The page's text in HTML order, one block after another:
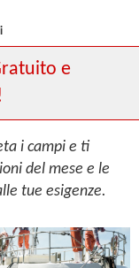
e
i campi e ti
del mese e le
tue esigenze.